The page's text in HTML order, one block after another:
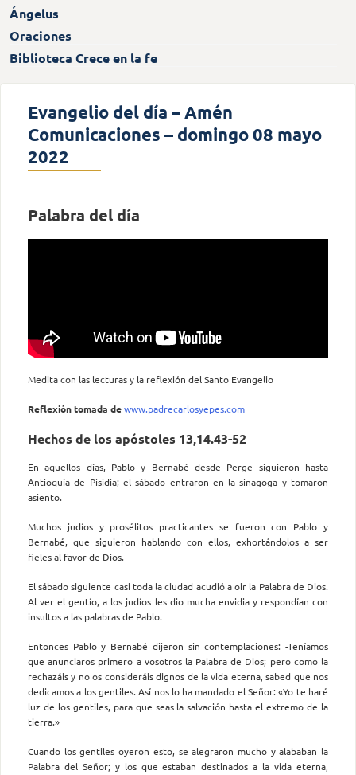
Ángelus
Oraciones
Biblioteca Crece en la fe
Evangelio del día – Amén
Comunicaciones – domingo 08 mayo
2022
Palabra del día
Medita con las lecturas y la reflexión del Santo Evangelio
Reflexión tomada dewww.padrecarlosyepes.com
Hechos de los apóstoles 13,14.43-52
En aquellos días, Pablo y Bernabé desde Perge siguieron hasta
Antioquía de Pisidia; el sábado entraron en la sinagoga y tomaron
asiento.
Muchos judíos y prosélitos practicantes se fueron con Pablo y
Bernabé, que siguieron hablando con ellos, exhortándolos a ser
fieles al favor de Dios.
El sábado siguiente casi toda la ciudad acudió a oir la Palabra de Dios.
Al ver el gentío, a los judíos les dio mucha envidia y respondían con
insultos a las palabras de Pablo.
Entonces Pablo y Bernabé dijeron sin contemplaciones: -Teníamos
que anunciaros primero a vosotros la Palabra de Dios; pero como la
rechazáis y no os consideráis dignos de la vida eterna, sabed que nos
dedicamos a los gentiles. Así nos lo ha mandado el Señor: «Yo te haré
luz de los gentiles, para que seas la salvación hasta el extremo de la
tierra.»
Cuando los gentiles oyeron esto, se alegraron mucho y alababan la
Palabra del Señor; y los que estaban destinados a la vida eterna,